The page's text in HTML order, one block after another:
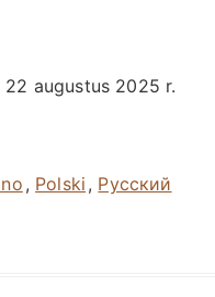
22 augustus 2025 r.
, ,